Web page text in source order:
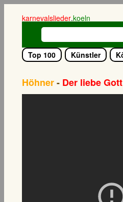
karnevalslieder.koeln
Top 100 Künstler
Höhner- Der liebe